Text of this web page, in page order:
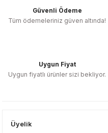
Güvenli Ödeme
Tüm ödemeleriniz güven altında!
Uygun Fiyat
Uygun fiyatlı ürünler sizi bekliyor.
Üyelik